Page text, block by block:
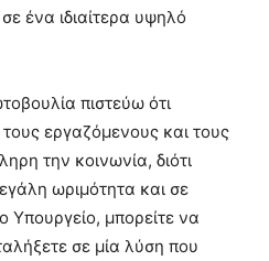
ένα ιδιαίτερα υψηλό
πιστεύω ότι
τους εργαζόμενους και τους
την κοινωνία, διότι
ωριμότητα και σε
Υπουργείο, μπορείτε να
σε μία λύση που